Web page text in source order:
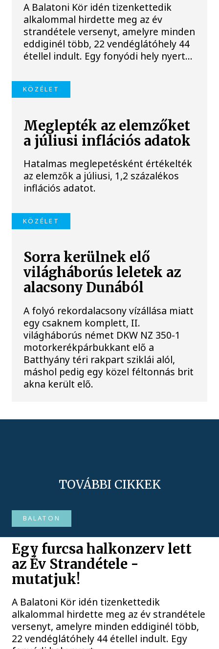
A Balatoni Kör idén tizenkettedik
alkalommal hirdette meg az év
strandétele versenyt, amelyre minden
eddiginél több, 22 vendéglátóhely 44
étellel indult. Egy fonyódi hely nyert...
KÖZÉLET
Meglepték az elemzőket
a júliusi inflációs adatok
Hatalmas meglepetésként értékelték
az elemzők a júliusi, 1,2 százalékos
inflációs adatot.
KÖZÉLET
Sorra kerülnek elő
világháborús leletek az
alacsony Dunából
A folyó rekordalacsony vízállása miatt
egy csaknem komplett, II.
világháborús német DKW NZ 350-1
motorkerékpárbukkant elő a
Batthyány téri rakpart sziklái alól,
máshol pedig egy közel féltonnás brit
akna került elő.
TOVÁBBI CIKKEK
BALATON
Egy furcsa halkonzerv lett
az Év Strandétele -
mutatjuk!
A Balatoni Kör idén tizenkettedik
alkalommal hirdette meg az év strandétele
versenyt, amelyre minden eddiginél több,
22 vendéglátóhely 44 étellel indult. Egy